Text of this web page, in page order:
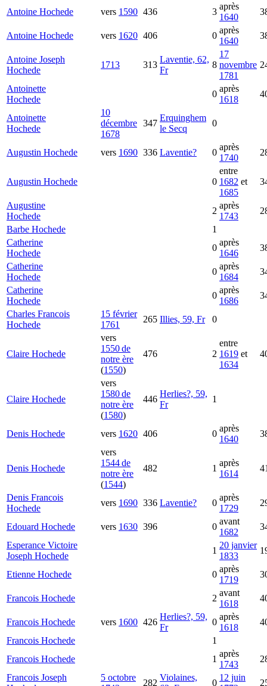
Antoine Hochede vers 1590 436 3
après
1640
Antoine Hochede vers 1620 406 0
après
1640
Antoine Joseph
Hochede
1713 313
Laventie, 62,
Fr
8
17
novembre
1781
Antoinette
Hochede
0
après
1618
Antoinette
Hochede
10
décembre
1678
347
Erquinghem
le Secq
0
Augustin Hochede vers 1690 336 Laventie? 0
après
1740
Augustin Hochede 0
entre
1682 et
1685
Augustine
Hochede
2
après
1743
Barbe Hochede
1
Catherine
Hochede
0
après
1646
Catherine
Hochede
0
après
1684
Catherine
Hochede
0
après
1686
Charles Francois
Hochede
15 février
1761
265 Illies, 59, Fr 0
Claire Hochede
vers
1550 de
notre ère
(1550)
476 2
entre
1619 et
1634
Claire Hochede
vers
1580 de
notre ère
(1580)
446
Herlies?, 59,
Fr
1
Denis Hochede vers 1620 406 0
après
1640
Denis Hochede
vers
1544 de
notre ère
(1544)
482 1
après
1614
Denis Francois
Hochede
vers 1690 336 Laventie? 0
après
1729
Edouard Hochede vers 1630 396 0
avant
1682
Esperance Victoire
Joseph Hochede
1
20 janvier
1833
Etienne Hochede 0
après
1719
Francois Hochede 2
avant
1618
Francois Hochede vers 1600 426
Herlies?, 59,
Fr
0
après
1618
Francois Hochede
1
Francois Hochede 1
après
1743
Francois Joseph
5 octobre
282
Violaines,
0
12 juin